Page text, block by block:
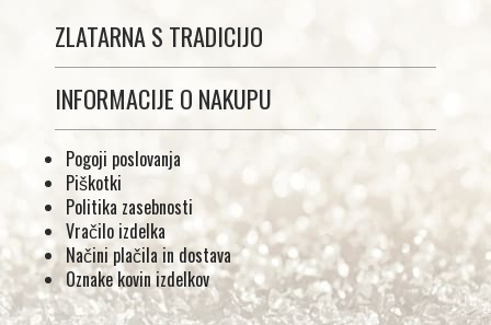
ZLATARNA S TRADICIJO
INFORMACIJE O NAKUPU
Pogoji poslovanja
Piškotki
Politika zasebnosti
Vračilo izdelka
Načini plačila in dostava
Oznake kovin izdelkov